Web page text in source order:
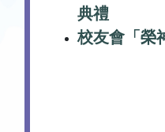
典禮
校友會「榮